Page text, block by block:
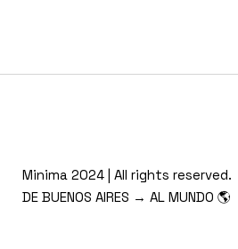
Minima 2024 | All rights reserved.
DE BUENOS AIRES → AL MUNDO 🌎